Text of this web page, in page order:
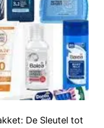
De Sleutel tot